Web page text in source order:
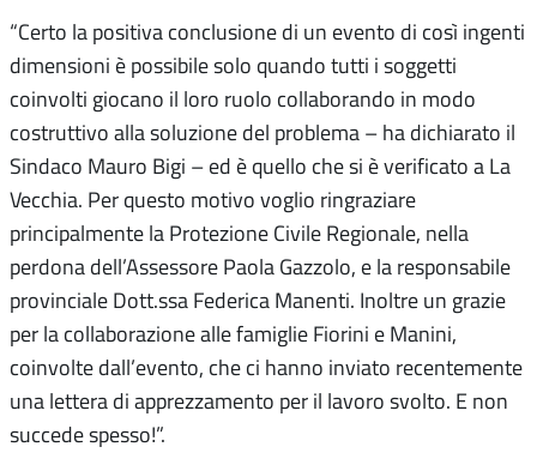
“Certo la positiva conclusione di un evento di così ingenti
dimensioni è possibile solo quando tutti i soggetti
coinvolti giocano il loro ruolo collaborando in modo
costruttivo alla soluzione del problema – ha dichiarato il
Sindaco Mauro Bigi – ed è quello che si è verificato a La
Vecchia. Per questo motivo voglio ringraziare
principalmente la Protezione Civile Regionale, nella
perdona dell’Assessore Paola Gazzolo, e la responsabile
provinciale Dott.ssa Federica Manenti. Inoltre un grazie
per la collaborazione alle famiglie Fiorini e Manini,
coinvolte dall’evento, che ci hanno inviato recentemente
una lettera di apprezzamento per il lavoro svolto. E non
succede spesso!”.